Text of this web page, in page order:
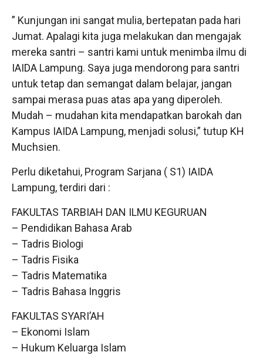
” Kunjungan ini sangat mulia, bertepatan pada hari
Jumat. Apalagi kita juga melakukan dan mengajak
mereka santri – santri kami untuk menimba ilmu di
IAIDA Lampung. Saya juga mendorong para santri
untuk tetap dan semangat dalam belajar, jangan
sampai merasa puas atas apa yang diperoleh.
Mudah – mudahan kita mendapatkan barokah dan
Kampus IAIDA Lampung, menjadi solusi,” tutup KH
Muchsien.
Perlu diketahui, Program Sarjana ( S1) IAIDA
Lampung, terdiri dari :
FAKULTAS TARBIAH DAN ILMU KEGURUAN
– Pendidikan Bahasa Arab
– Tadris Biologi
– Tadris Fisika
– Tadris Matematika
– Tadris Bahasa Inggris
FAKULTAS SYARI’AH
– Ekonomi Islam
– Hukum Keluarga Islam